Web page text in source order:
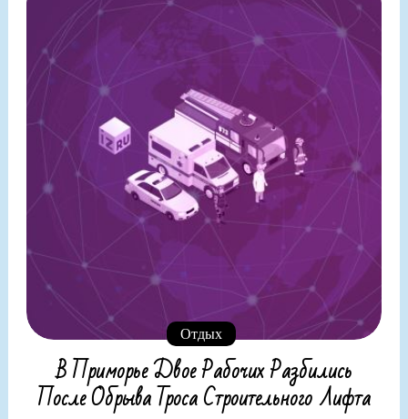
Отдых
В Приморье Двое Рабочих Разбились
После Обрыва Троса Строительного Лифта